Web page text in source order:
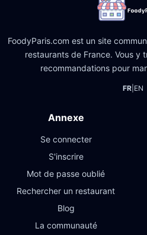
FoodyParis.com est un site
restaurants de France. Vous y
recommandations pour
FR| EN
Annexe
Se connecter
S'inscrire
Mot de passe oublié
Rechercher un restaurant
Blog
La communauté